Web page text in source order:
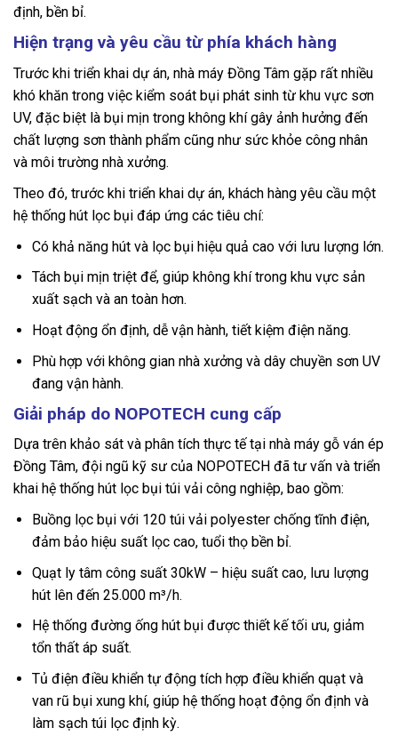
định, bền bỉ.
Hiện trạng và yêu cầu từ phía khách hàng
Trước khi triển khai dự án, nhà máy Đồng Tâm gặp rất nhiều
khó khăn trong việc kiểm soát bụi phát sinh từ khu vực sơn
UV, đặc biệt là bụi mịn trong không khí gây ảnh hưởng đến
chất lượng sơn thành phẩm cũng như sức khỏe công nhân
và môi trường nhà xưởng.
Theo đó, trước khi triển khai dự án, khách hàng yêu cầu một
hệ thống hút lọc bụi đáp ứng các tiêu chí:
Có khả năng hút và lọc bụi hiệu quả cao với lưu lượng lớn.
Tách bụi mịn triệt để, giúp không khí trong khu vực sản
xuất sạch và an toàn hơn.
Hoạt động ổn định, dễ vận hành, tiết kiệm điện năng.
Phù hợp với không gian nhà xưởng và dây chuyền sơn UV
đang vận hành.
Giải pháp do NOPOTECH cung cấp
Dựa trên khảo sát và phân tích thực tế tại nhà máy gỗ ván ép
Đồng Tâm, đội ngũ kỹ sư của NOPOTECH đã tư vấn và triển
khai hệ thống hút lọc bụi túi vải công nghiệp, bao gồm:
Buồng lọc bụi với 120 túi vải polyester chống tĩnh điện,
đảm bảo hiệu suất lọc cao, tuổi thọ bền bỉ.
Quạt ly tâm công suất 30kW – hiệu suất cao, lưu lượng
hút lên đến 25.000 m³/h.
Hệ thống đường ống hút bụi được thiết kế tối ưu, giảm
tổn thất áp suất.
Tủ điện điều khiển tự động tích hợp điều khiển quạt và
van rũ bụi xung khí, giúp hệ thống hoạt động ổn định và
làm sạch túi lọc định kỳ.